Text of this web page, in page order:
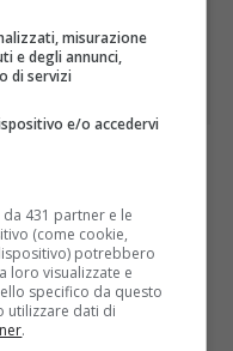
dei suoi colpi,
fuori misura con
doppi falli
misurazione
e degli annunci,
di servizi
e/o accedervi
431 partner e le
(come cookie,
potrebbero
loro visualizzate e
specifico da questo
utilizzare dati di
.